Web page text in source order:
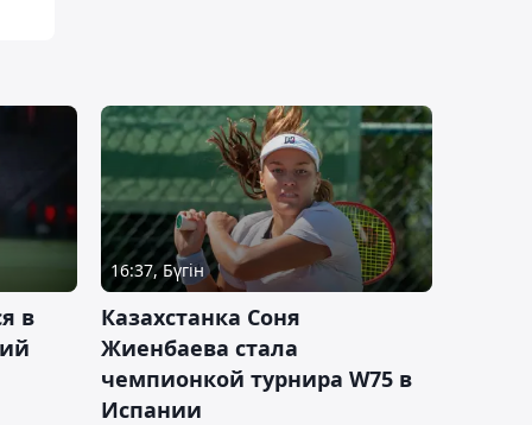
в
16:37, Бүгін
Казахстанка Соня
Жиенбаева стала
чемпионкой турнира W75 в
Испании